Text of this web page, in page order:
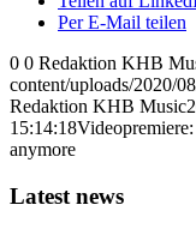
Per E-Mail teilen
0 0 Redaktion KHB
content/uploads/2020/
Redaktion KHB Music
15:14:18
anymore
Latest news